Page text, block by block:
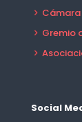
Cámara
Gremio
Social